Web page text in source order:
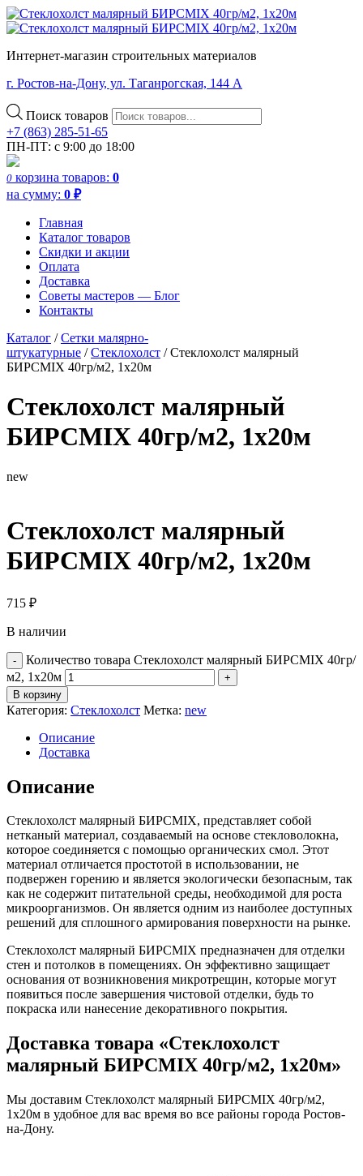
Интернет-магазин строительных материалов
г. Ростов-на-Дону, ул. Таганрогская, 144 А
Поиск товаров
+7 (863) 285-51-65
ПН-ПТ: с 9:00 до 18:00
0 корзина товаров: 0
на сумму: 0 ₽
Главная
Каталог товаров
Скидки и акции
Оплата
Доставка
Советы мастеров — Блог
Контакты
Каталог /Сетки малярно-
штукатурные /Стеклохолст / Стеклохолст малярный
БИРСMIX 40гр/м2, 1х20м
Стеклохолст малярный
БИРСMIX 40гр/м2, 1х20м
new
Стеклохолст малярный
БИРСMIX 40гр/м2, 1х20м
715 ₽
В наличии
Количество товара Стеклохолст малярный БИРСMIX 40гр/
м2, 1х20м
В корзину
Категория: Стеклохолст Метка: new
Описание
Доставка
Описание
Стеклохолст малярный БИРСMIX, представляет собой
нетканый материал, создаваемый на основе стекловолокна,
которое соединяется с помощью органических смол. Этот
материал отличается простотой в использовании, не
подвержен горению и является экологически безопасным, так
как не содержит питательной среды, необходимой для роста
микроорганизмов. Он является одним из наиболее доступных
решений для сплошного армирования поверхности на рынке.
Стеклохолст малярный БИРСMIX предназначен для отделки
стен и потолков в помещениях. Он эффективно защищает
основания от возникновения микротрещин, которые могут
появиться после завершения чистовой отделки, будь то
покраска или нанесение декоративного покрытия.
Доставка товара «Стеклохолст
малярный БИРСMIX 40гр/м2, 1х20м»
Мы доставим Стеклохолст малярный БИРСMIX 40гр/м2,
1х20м в удобное для вас время во все районы города Ростов-
на-Дону.